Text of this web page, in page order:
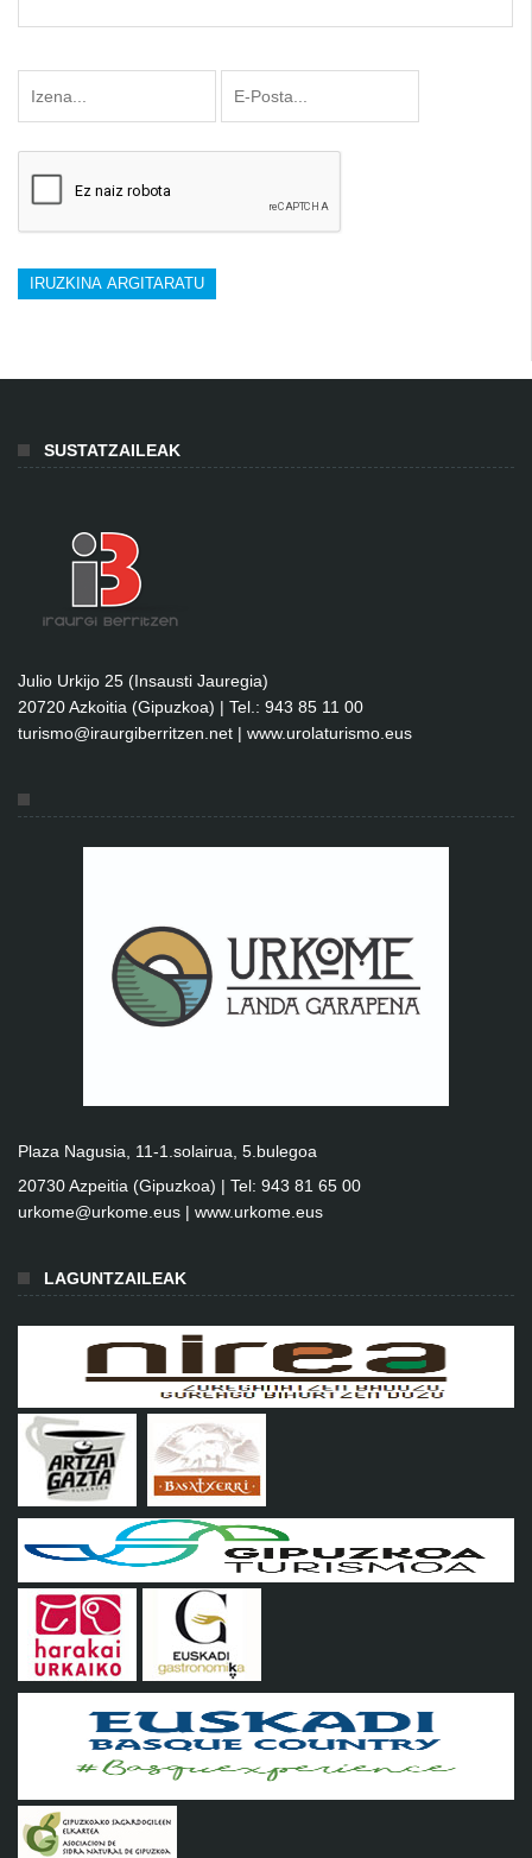
SUSTATZAILEAK
Julio Urkijo 25 (Insausti Jauregia)
20720 Azkoitia (Gipuzkoa) | Tel.: 943 85 11 00
turismo@iraurgiberritzen.net | www.urolaturismo.eus
Plaza Nagusia, 11-1.solairua, 5.bulegoa
20730 Azpeitia (Gipuzkoa) | Tel: 943 81 65 00
urkome@urkome.eus | www.urkome.eus
LAGUNTZAILEAK